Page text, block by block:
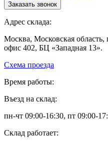
Заказать звонок
Адрес склада:
Москва, Московская область,
офис 402, БЦ «Западная 13».
Схема проезда
Время работы:
Въезд на склад:
пн-чт 09:00-16:30, пт 09:00-
Склад работает: